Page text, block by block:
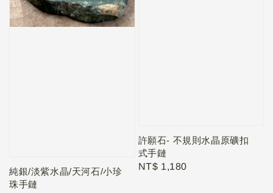
純銀/淡紫水晶/天河石/小珍
珠手鏈
許願石- 不規則水晶原礦扣
式手鏈
Regular
NT$ 1,180